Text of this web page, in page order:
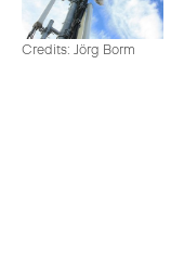
Credits: Jörg Borm